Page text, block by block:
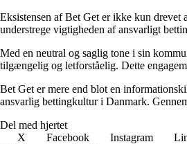
Eksistensen af Bet Get er ikke kun
understrege vigtigheden af ansvarligt
Med en neutral og saglig tone i sin
tilgængelig og letforståelig. Dette
Bet Get er mere end blot en
ansvarlig bettingkultur i Danmark.
Del med hjertet
X
Facebook Instagram